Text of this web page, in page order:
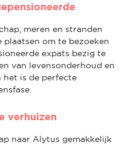
meren en stranden
plaatsen om te bezoeken
expats bezig te
van levensonderhoud en
het is de perfecte
verhuizen
naar Alytus gemakkelijk